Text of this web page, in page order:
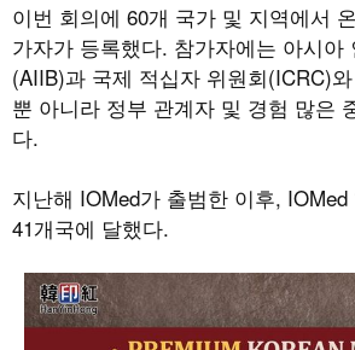
이번 회의에 60개 국가 및 지역에서 온
가자가 등록했다. 참가자에는 아시아
(AIIB)과 국제 적십자 위원회(ICRC)
뿐 아니라 정부 관계자 및 경험 많은
다.
지난해 IOMed가 출범한 이후, IOMed
41개국에 달했다.